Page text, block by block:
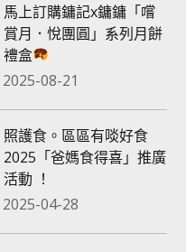
馬上訂購鏞記x鏞鏞「嚐
賞月．悅團圓」系列月餅
禮盒
2025-08-21
照護食。區區有啖好食
2025「爸媽食得喜」推廣
活動 ！
2025-04-28